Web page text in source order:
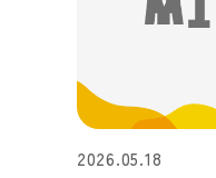
2026.05.18